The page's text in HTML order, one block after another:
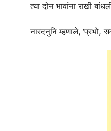
त्या दोन भावांना राखी
नारदनुनि म्हणाले, ‘प्रभो,